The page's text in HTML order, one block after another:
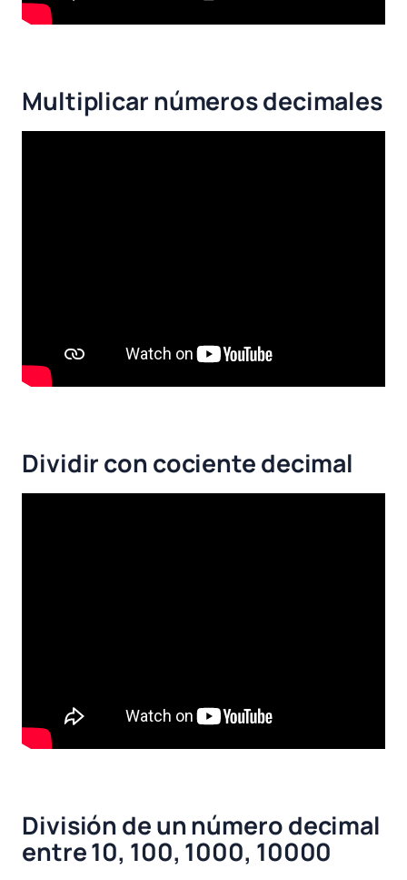
Multiplicar números decimales
Dividir con cociente decimal
División de un número decimal
entre 10, 100, 1000, 10000